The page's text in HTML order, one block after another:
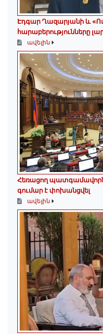
Էդգար Ղազարյանի և
հարաբերությունները
ավելին
Հեռացող
գումար է փոխանցվել
ավելին